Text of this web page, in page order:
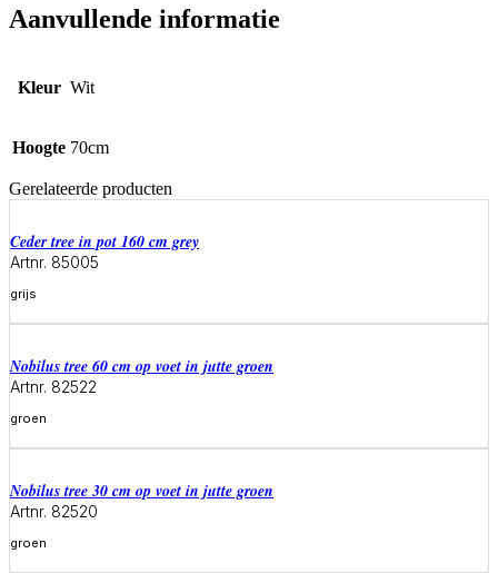
Aanvullende informatie
Kleur Wit
Hoogte 70cm
Gerelateerde producten
ceder tree in pot 160 cm grey
Artnr. 85005
grijs
Meer informatie
Nobilus tree 60 cm op voet in jutte groen
Artnr. 82522
groen
Meer informatie
Nobilus tree 30 cm op voet in jutte groen
Artnr. 82520
groen
Meer informatie